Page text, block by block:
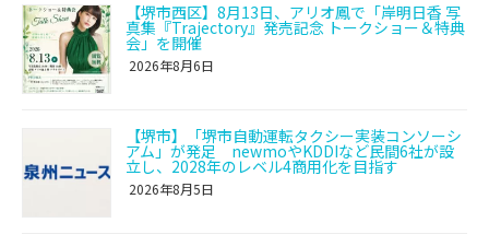
【堺市西区】8月13日、アリオ鳳で「岸明日香 写
真集『Trajectory』発売記念 トークショー＆特典
会」を開催
2026年8月6日
【堺市】「堺市自動運転タクシー実装コンソーシ
アム」が発足 newmoやKDDIなど民間6社が設
立し、2028年のレベル4商用化を目指す
2026年8月5日